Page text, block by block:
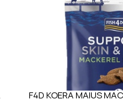
F4D KOERA MAIUS